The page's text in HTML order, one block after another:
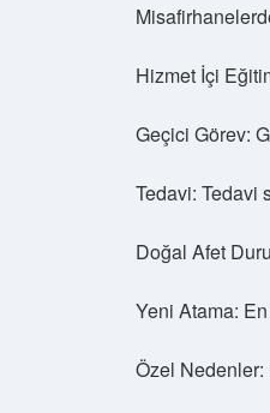
Hizmet İçi
Geçici Görev:
Tedavi: Tedavi
Doğal Afet
Yeni Atama:
Özel